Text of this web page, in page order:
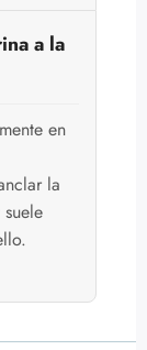
a la
en
la